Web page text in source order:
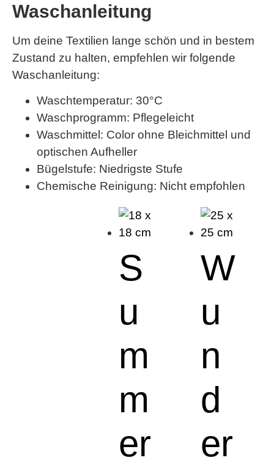
Waschanleitung
Um deine Textilien lange schön und in bestem
Zustand zu halten, empfehlen wir folgende
Waschanleitung:
Waschtemperatur: 30°C
Waschprogramm: Pflegeleicht
Waschmittel: Color ohne Bleichmittel und
optischen Aufheller
Bügelstufe: Niedrigste Stufe
Chemische Reinigung: Nicht empfohlen
S
u
m
m
er
W
u
n
d
er